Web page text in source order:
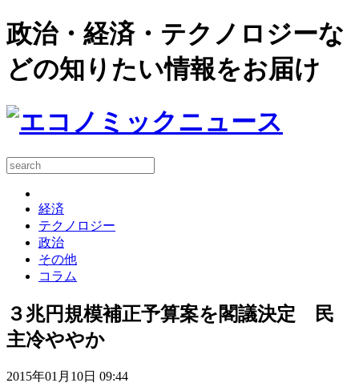
政治・経済・テクノロジーな
どの知りたい情報をお届け
経済
テクノロジー
政治
その他
コラム
３兆円規模補正予算案を閣議決定 民
主冷ややか
2015年01月10日 09:44